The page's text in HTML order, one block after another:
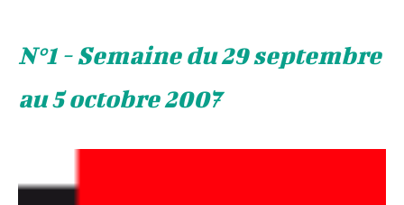
N°1 - Semaine du 29 septembre
au 5 octobre 2007